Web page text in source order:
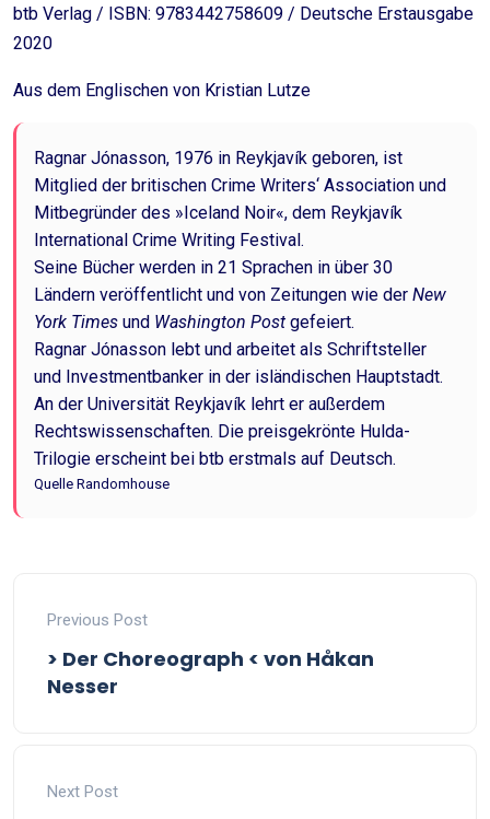
btb Verlag / ISBN: 9783442758609 / Deutsche Erstausgabe
2020
Aus dem Englischen von Kristian Lutze
Ragnar Jónasson, 1976 in Reykjavík geboren, ist
Mitglied der britischen Crime Writers‘ Association und
Mitbegründer des »Iceland Noir«, dem Reykjavík
International Crime Writing Festival.
Seine Bücher werden in 21 Sprachen in über 30
Ländern veröffentlicht und von Zeitungen wie der New
York Times und Washington Post gefeiert.
Ragnar Jónasson lebt und arbeitet als Schriftsteller
und Investmentbanker in der isländischen Hauptstadt.
An der Universität Reykjavík lehrt er außerdem
Rechtswissenschaften. Die preisgekrönte Hulda-
Trilogie erscheint bei btb erstmals auf Deutsch.
Quelle Randomhouse
Previous Post
> Der Choreograph < von Håkan
Nesser
Next Post